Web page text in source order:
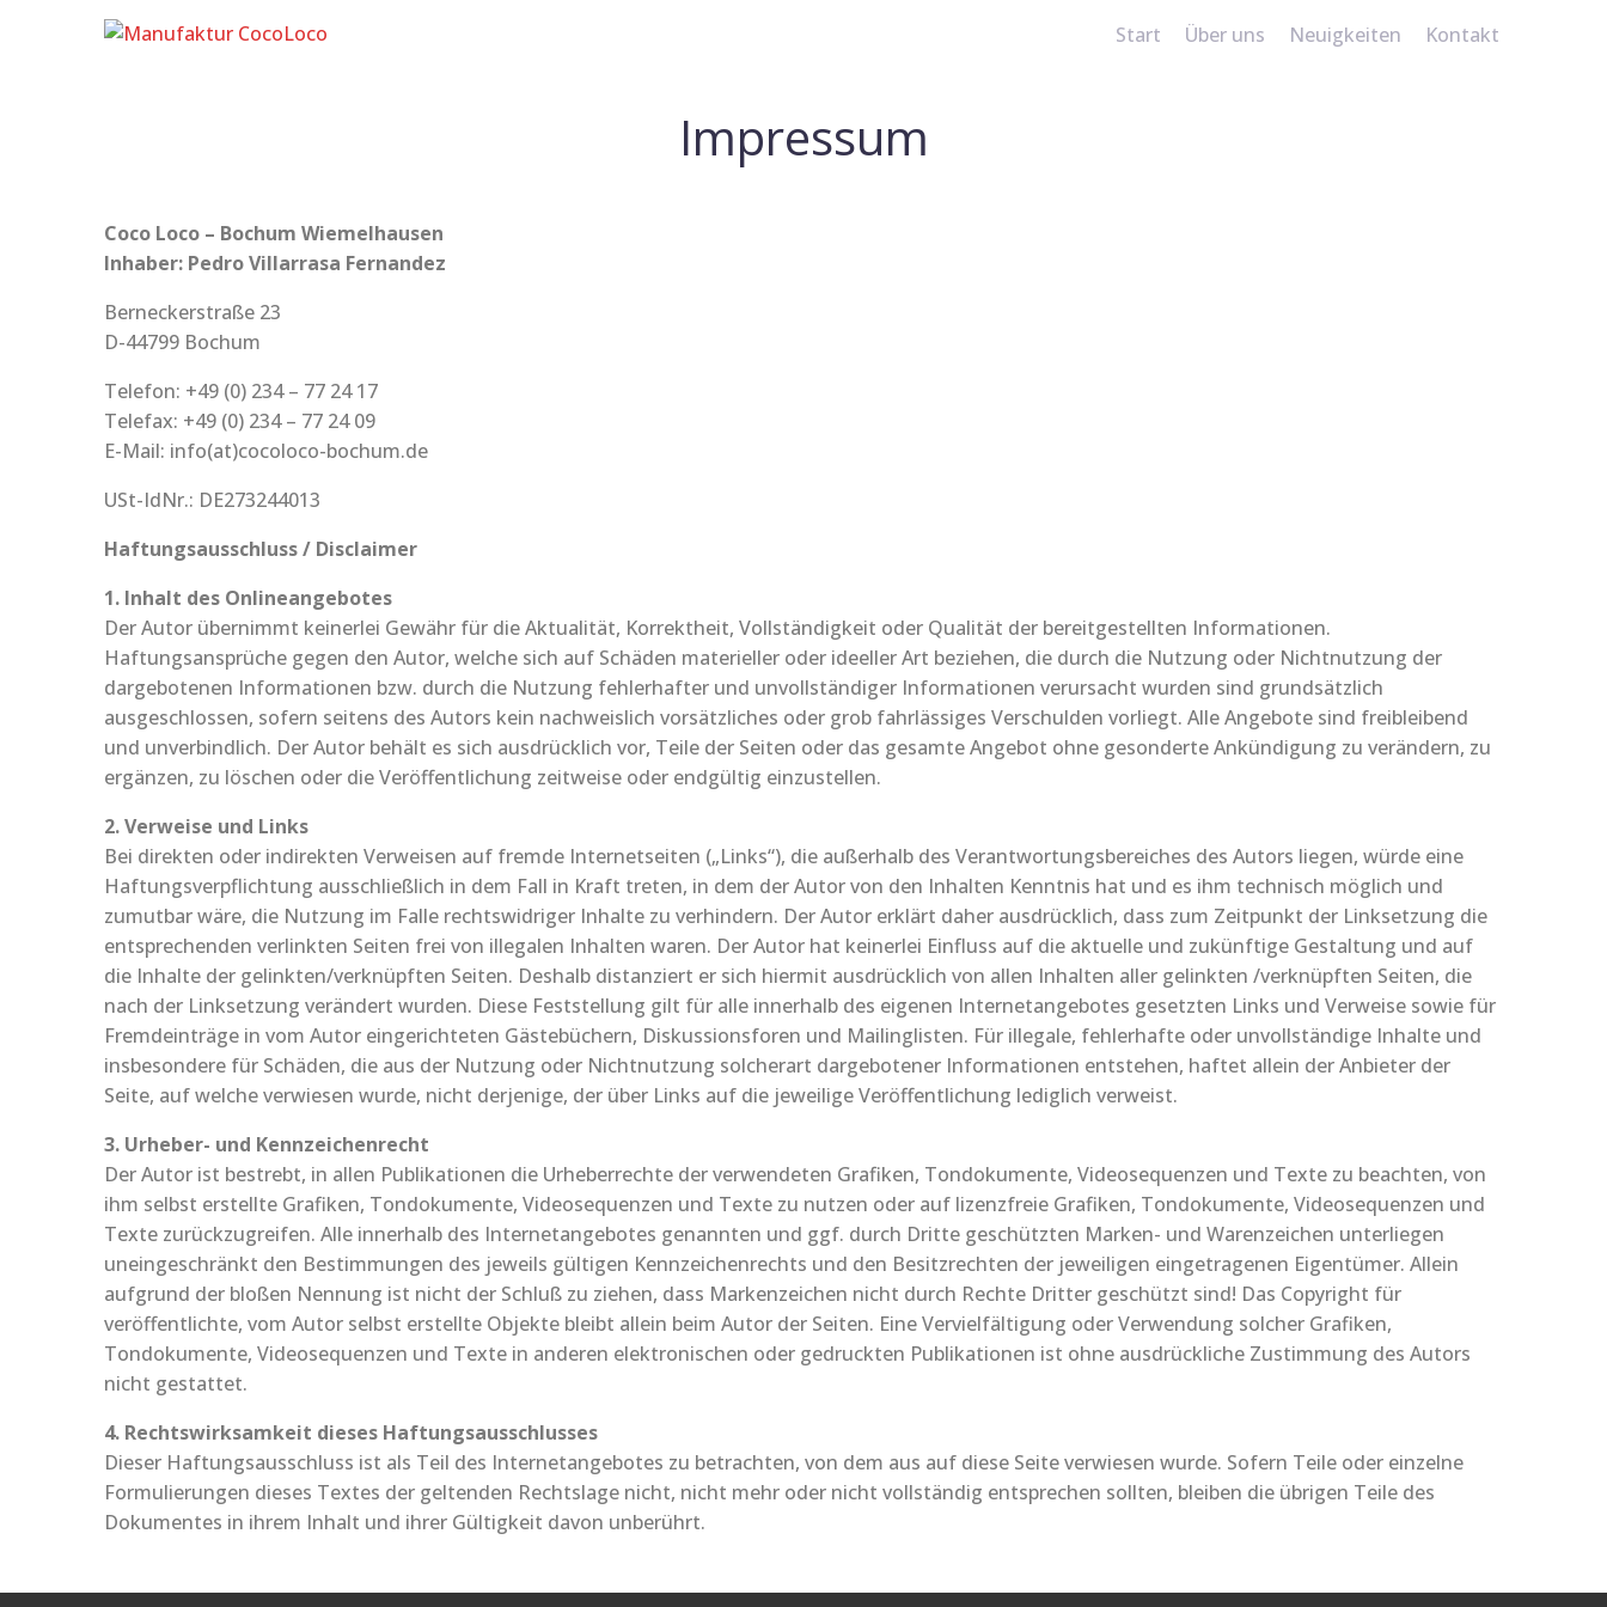
Start Über uns Neuigkeiten Kontakt
Impressum
Coco Loco – Bochum Wiemelhausen
Inhaber: Pedro Villarrasa Fernandez
Berneckerstraße 23
D-44799 Bochum
Telefon: +49 (0) 234 – 77 24 17
Telefax: +49 (0) 234 – 77 24 09
E-Mail: info(at)cocoloco-bochum.de
USt-IdNr.: DE273244013
Haftungsausschluss / Disclaimer
1. Inhalt des Onlineangebotes
Der Autor übernimmt keinerlei Gewähr für die Aktualität, Korrektheit, Vollständigkeit oder Qualität der bereitgestellten Informationen.
Haftungsansprüche gegen den Autor, welche sich auf Schäden materieller oder ideeller Art beziehen, die durch die Nutzung oder Nichtnutzung der
dargebotenen Informationen bzw. durch die Nutzung fehlerhafter und unvollständiger Informationen verursacht wurden sind grundsätzlich
ausgeschlossen, sofern seitens des Autors kein nachweislich vorsätzliches oder grob fahrlässiges Verschulden vorliegt. Alle Angebote sind freibleibend
und unverbindlich. Der Autor behält es sich ausdrücklich vor, Teile der Seiten oder das gesamte Angebot ohne gesonderte Ankündigung zu verändern, zu
ergänzen, zu löschen oder die Veröffentlichung zeitweise oder endgültig einzustellen.
2. Verweise und Links
Bei direkten oder indirekten Verweisen auf fremde Internetseiten („Links“), die außerhalb des Verantwortungsbereiches des Autors liegen, würde eine
Haftungsverpflichtung ausschließlich in dem Fall in Kraft treten, in dem der Autor von den Inhalten Kenntnis hat und es ihm technisch möglich und
zumutbar wäre, die Nutzung im Falle rechtswidriger Inhalte zu verhindern. Der Autor erklärt daher ausdrücklich, dass zum Zeitpunkt der Linksetzung die
entsprechenden verlinkten Seiten frei von illegalen Inhalten waren. Der Autor hat keinerlei Einfluss auf die aktuelle und zukünftige Gestaltung und auf
die Inhalte der gelinkten/verknüpften Seiten. Deshalb distanziert er sich hiermit ausdrücklich von allen Inhalten aller gelinkten /verknüpften Seiten, die
nach der Linksetzung verändert wurden. Diese Feststellung gilt für alle innerhalb des eigenen Internetangebotes gesetzten Links und Verweise sowie für
Fremdeinträge in vom Autor eingerichteten Gästebüchern, Diskussionsforen und Mailinglisten. Für illegale, fehlerhafte oder unvollständige Inhalte und
insbesondere für Schäden, die aus der Nutzung oder Nichtnutzung solcherart dargebotener Informationen entstehen, haftet allein der Anbieter der
Seite, auf welche verwiesen wurde, nicht derjenige, der über Links auf die jeweilige Veröffentlichung lediglich verweist.
3. Urheber- und Kennzeichenrecht
Der Autor ist bestrebt, in allen Publikationen die Urheberrechte der verwendeten Grafiken, Tondokumente, Videosequenzen und Texte zu beachten, von
ihm selbst erstellte Grafiken, Tondokumente, Videosequenzen und Texte zu nutzen oder auf lizenzfreie Grafiken, Tondokumente, Videosequenzen und
Texte zurückzugreifen. Alle innerhalb des Internetangebotes genannten und ggf. durch Dritte geschützten Marken- und Warenzeichen unterliegen
uneingeschränkt den Bestimmungen des jeweils gültigen Kennzeichenrechts und den Besitzrechten der jeweiligen eingetragenen Eigentümer. Allein
aufgrund der bloßen Nennung ist nicht der Schluß zu ziehen, dass Markenzeichen nicht durch Rechte Dritter geschützt sind! Das Copyright für
veröffentlichte, vom Autor selbst erstellte Objekte bleibt allein beim Autor der Seiten. Eine Vervielfältigung oder Verwendung solcher Grafiken,
Tondokumente, Videosequenzen und Texte in anderen elektronischen oder gedruckten Publikationen ist ohne ausdrückliche Zustimmung des Autors
nicht gestattet.
4. Rechtswirksamkeit dieses Haftungsausschlusses
Dieser Haftungsausschluss ist als Teil des Internetangebotes zu betrachten, von dem aus auf diese Seite verwiesen wurde. Sofern Teile oder einzelne
Formulierungen dieses Textes der geltenden Rechtslage nicht, nicht mehr oder nicht vollständig entsprechen sollten, bleiben die übrigen Teile des
Dokumentes in ihrem Inhalt und ihrer Gültigkeit davon unberührt.